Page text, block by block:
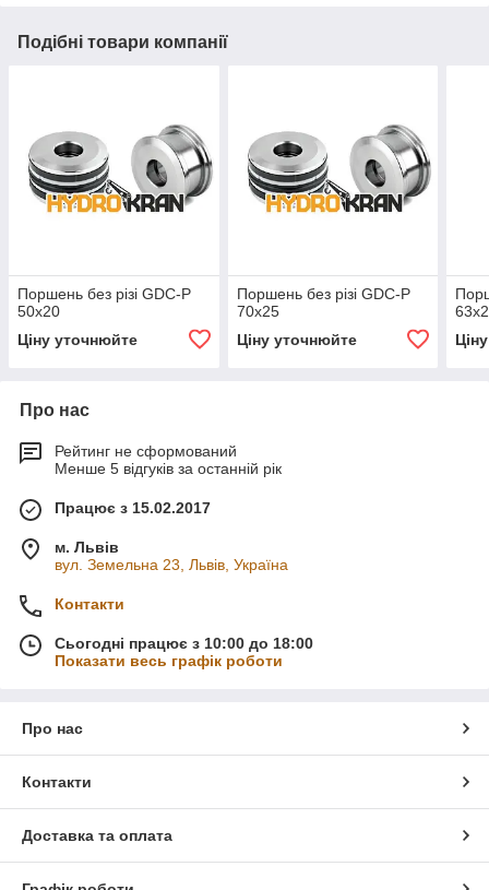
Подібні товари компанії
Поршень без різі GDC-P
50x20
Ціну уточнюйте
Поршень без різі GDC-P
70x25
Ціну уточнюйте
Про нас
Рейтинг не сформований
Менше 5 відгуків за останній рік
Працює з 15.02.2017
м. Львів
вул. Земельна 23, Львів, Україна
Контакти
Сьогодні працює з 10:00 до 18:00
Показати весь графік роботи
Про нас
Контакти
Доставка та оплата